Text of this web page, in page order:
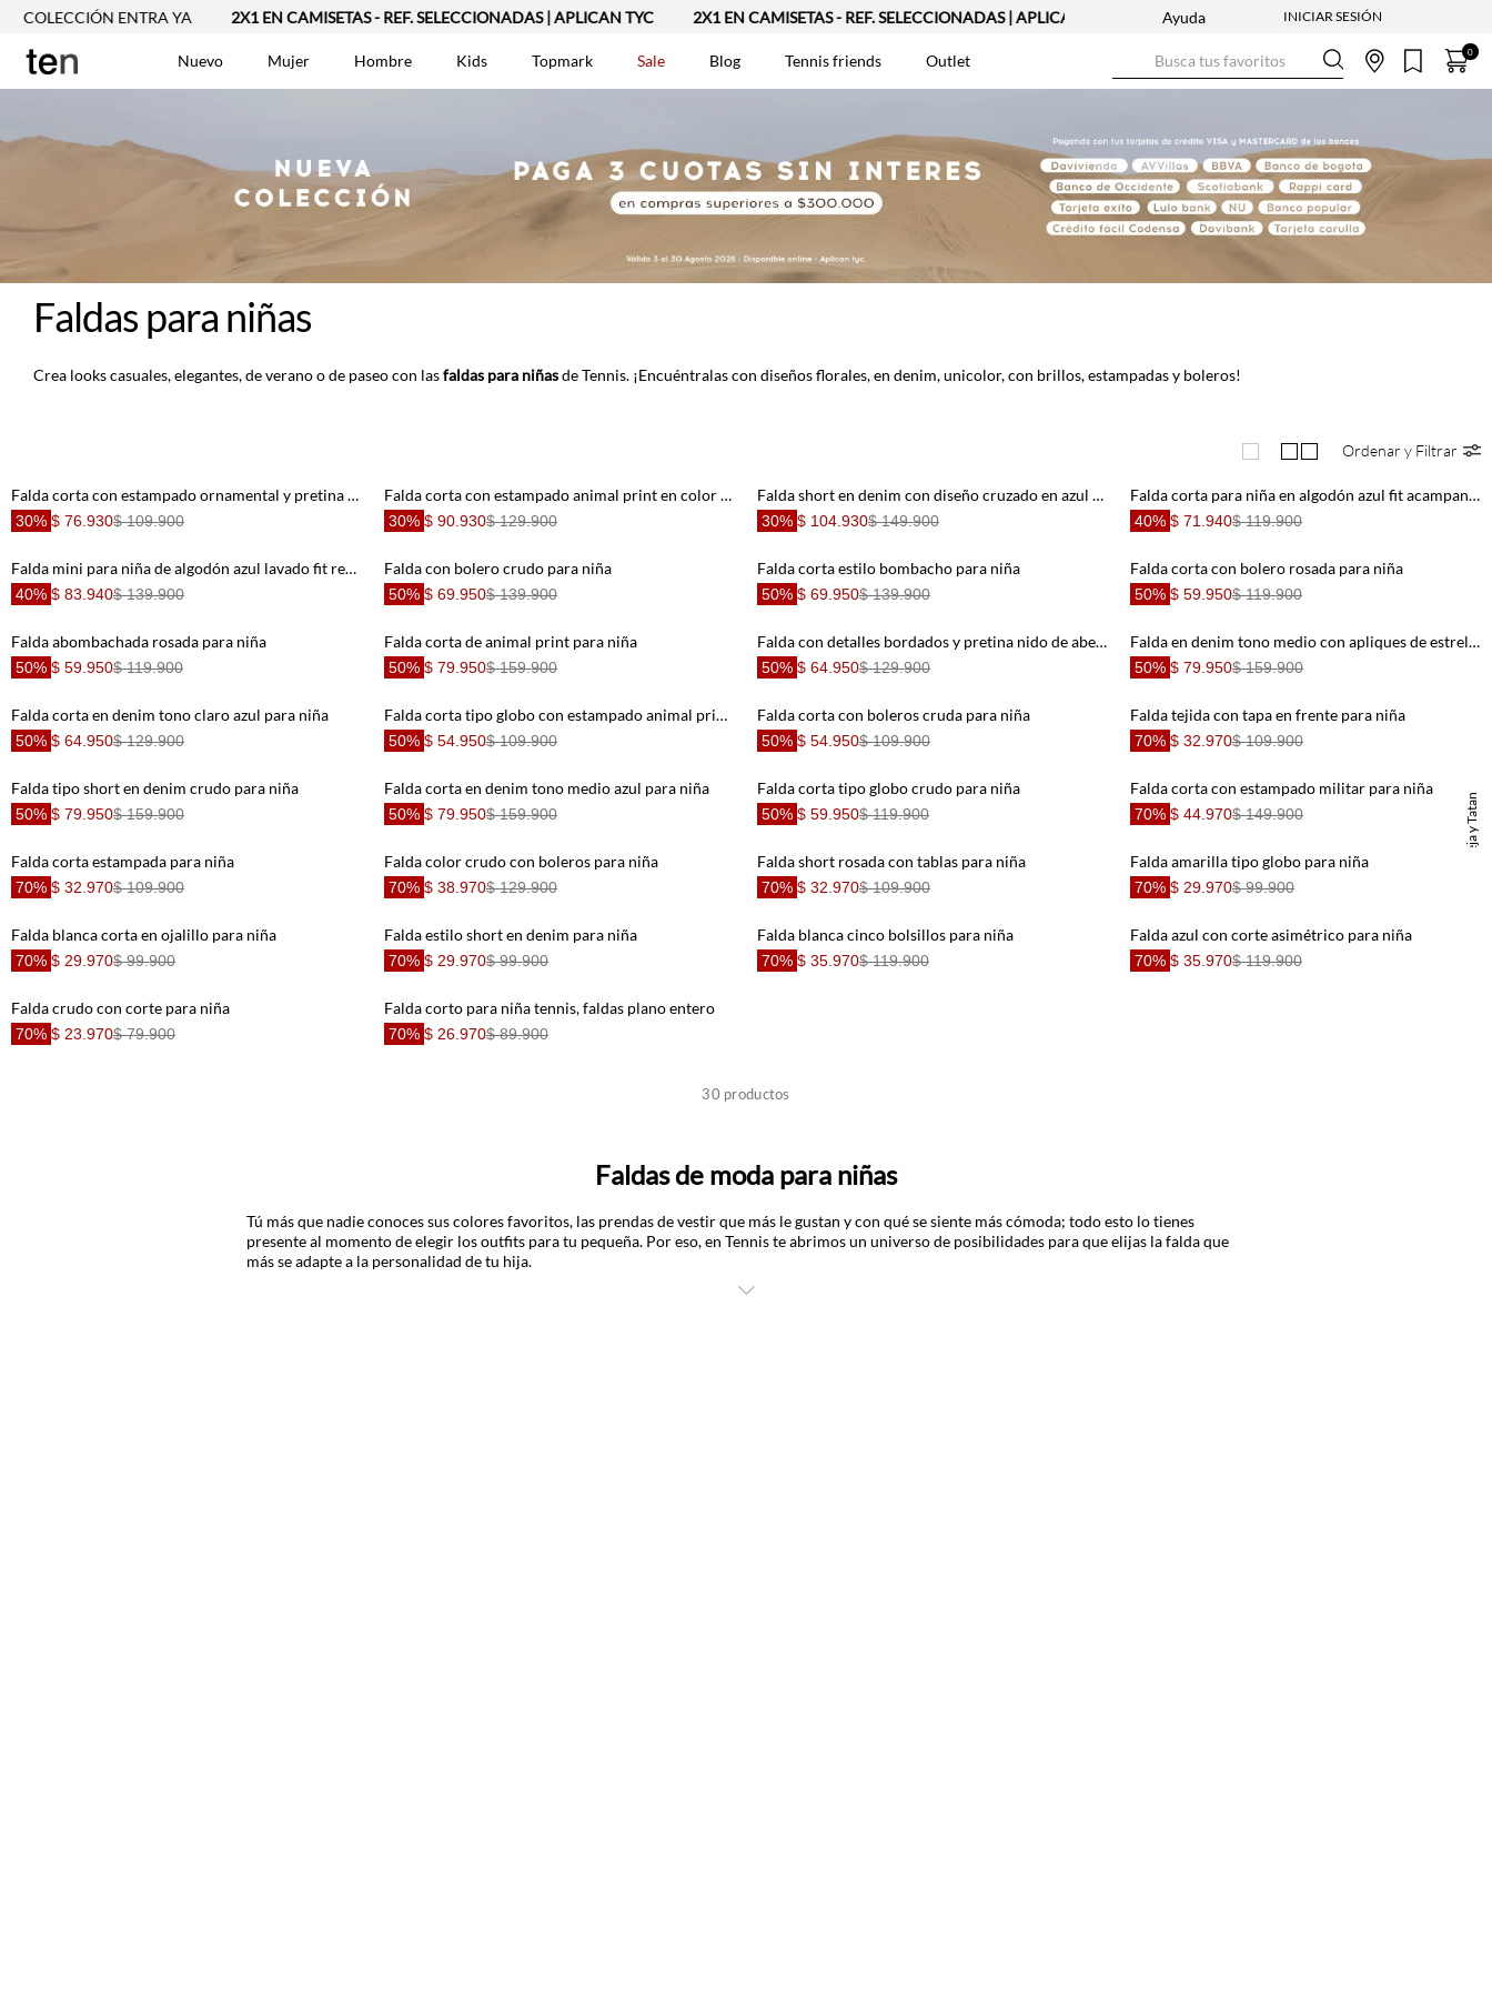
COLECCIÓN ENTRA YA 2X1 EN CAMISETAS - REF. SELECCIONADAS | APLICAN TYC 2X1 EN CAMISETAS - REF. SELECCIONADAS | APLICAN TYC Ayuda
Nuevo Mujer Hombre Kids Topmark Sale Blog Tennis friends Outlet 0
Faldas para niñas
Crea looks casuales, elegantes, de verano o de paseo con lasfaldas para niñasde Tennis. ¡Encuéntralas con diseños florales, en denim, unicolor, con brillos, estampadas y boleros!
Ordenar y Filtrar
Falda corta con estampado ornamental y pretina elástica en azul para niña
30% $ 76.930$ 109.900
Falda corta con estampado animal print en color arena para niña
30% $ 90.930$ 129.900
Falda short en denim con diseño cruzado en azul para niña
30% $ 104.930$ 149.900
Falda corta para niña en algodón azul fit acampanado con bajo globo
40% $ 71.940$ 119.900
Falda mini para niña de algodón azul lavado fit recto con cruce y botones metálicos
40% $ 83.940$ 139.900
Falda con bolero crudo para niña
50% $ 69.950$ 139.900
Falda corta estilo bombacho para niña
50% $ 69.950$ 139.900
Falda corta con bolero rosada para niña
50% $ 59.950$ 119.900
Falda abombachada rosada para niña
50% $ 59.950$ 119.900
Falda corta de animal print para niña
50% $ 79.950$ 159.900
Falda con detalles bordados y pretina nido de abeja crudo para niña
50% $ 64.950$ 129.900
Falda en denim tono medio con apliques de estrellas azul para niña
50% $ 79.950$ 159.900
Falda corta en denim tono claro azul para niña
50% $ 64.950$ 129.900
Falda corta tipo globo con estampado animal print para niña
50% $ 54.950$ 109.900
Falda corta con boleros cruda para niña
50% $ 54.950$ 109.900
Falda tejida con tapa en frente para niña
70% $ 32.970$ 109.900
Falda tipo short en denim crudo para niña
50% $ 79.950$ 159.900
Falda corta en denim tono medio azul para niña
50% $ 79.950$ 159.900
Falda corta tipo globo crudo para niña
50% $ 59.950$ 119.900 TNS x Maleja y Tatan
Falda corta con estampado militar para niña
70% $ 44.970$ 149.900
Falda corta estampada para niña
70% $ 32.970$ 109.900
Falda color crudo con boleros para niña
70% $ 38.970$ 129.900
Falda short rosada con tablas para niña
70% $ 32.970$ 109.900
Falda amarilla tipo globo para niña
70% $ 29.970$ 99.900
Falda blanca corta en ojalillo para niña
70% $ 29.970$ 99.900
Falda estilo short en denim para niña
70% $ 29.970$ 99.900
Falda blanca cinco bolsillos para niña
70% $ 35.970$ 119.900
Falda azul con corte asimétrico para niña
70% $ 35.970$ 119.900
Falda crudo con corte para niña
70% $ 23.970$ 79.900
Falda corto para niña tennis, faldas plano entero
70% $ 26.970$ 89.900
30 productos
Faldas de moda para niñas
Tú más que nadie conoces sus colores favoritos, las prendas de vestir que más le gustan y con qué se siente más cómoda; todo esto lo tienes
presente al momento de elegir los outfits para tu pequeña. Por eso, en Tennis te abrimos un universo de posibilidades para que elijas la falda que
más se adapte a la personalidad de tu hija.
En esta colección les traemos las últimas tendencias, para que sorprendas a tu hija con looks tan geniales como ella. Tenemos
2. Blusas
5. Falda
8. Short